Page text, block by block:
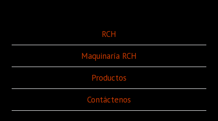
RCH
Maquinaría RCH
Productos
Contáctenos